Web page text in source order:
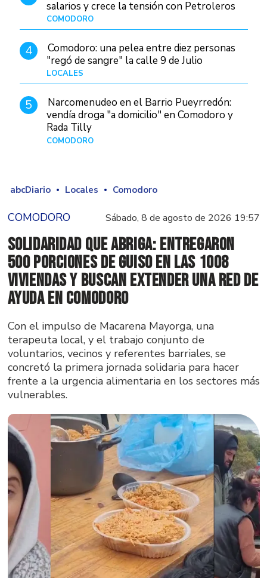
salarios y crece la tensión con Petroleros
COMODORO
4
Comodoro: una pelea entre diez personas
"regó de sangre" la calle 9 de Julio
LOCALES
5
Narcomenudeo en el Barrio Pueyrredón:
vendía droga "a domicilio" en Comodoro y
Rada Tilly
COMODORO
abcDiario Locales Comodoro
COMODORO Sábado, 8 de agosto de 2026 19:57
Solidaridad que abriga: Entregaron
500 porciones de guiso en las 1008
Viviendas y buscan extender una red de
ayuda en Comodoro
Con el impulso de Macarena Mayorga, una
terapeuta local, y el trabajo conjunto de
voluntarios, vecinos y referentes barriales, se
concretó la primera jornada solidaria para hacer
frente a la urgencia alimentaria en los sectores más
vulnerables.